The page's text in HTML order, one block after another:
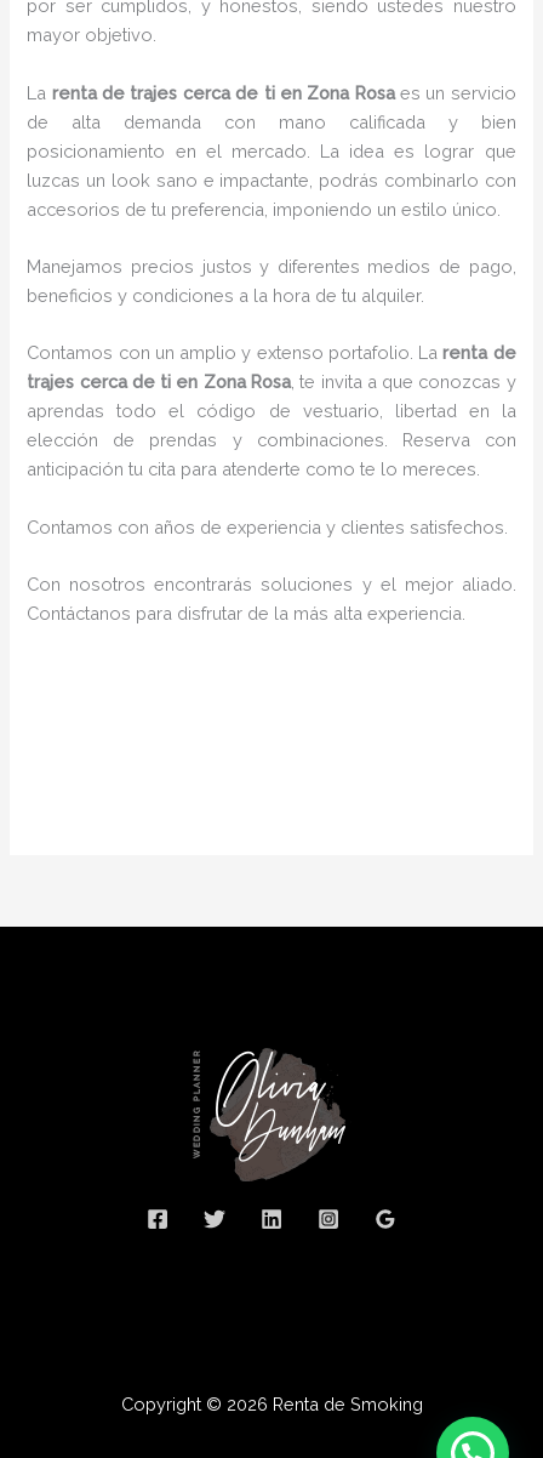
por ser cumplidos, y honestos, siendo ustedes nuestro
mayor objetivo.
La renta de trajes cerca de ti en Zona Rosaes un servicio
de alta demanda con mano calificada y bien
posicionamiento en el mercado. La idea es lograr que
luzcas un look sano e impactante, podrás combinarlo con
accesorios de tu preferencia, imponiendo un estilo único.
Manejamos precios justos y diferentes medios de pago,
beneficios y condiciones a la hora de tu alquiler.
Contamos con un amplio y extenso portafolio. Larenta de
trajes cerca de ti en Zona Rosa, te invita a que conozcas y
aprendas todo el código de vestuario, libertad en la
elección de prendas y combinaciones. Reserva con
anticipación tu cita para atenderte como te lo mereces.
Contamos con años de experiencia y clientes satisfechos.
Con nosotros encontrarás soluciones y el mejor aliado.
Contáctanos para disfrutar de la más alta experiencia.
Copyright © 2026 Renta de Smoking